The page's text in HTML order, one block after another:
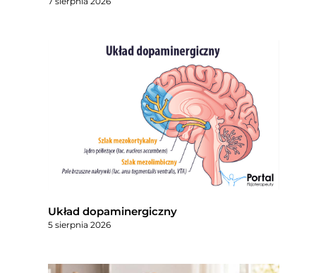
Układ dopaminergiczny
5 sierpnia 2026